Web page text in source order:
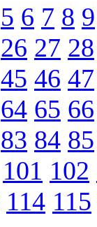
5 6 7 8 9
26 27 28
45 46 47
64 65 66
83 84 85
101 102
114 115